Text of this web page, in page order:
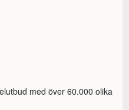
med över 60.000 olika